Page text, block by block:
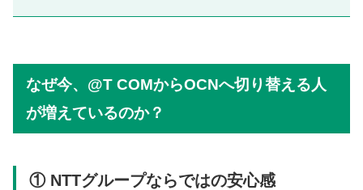
なぜ今、@T COMからOCNへ切り替える人
が増えているのか？
① NTTグループならではの安心感